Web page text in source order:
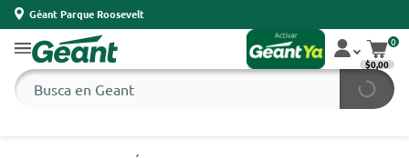
Géant Parque Roosevelt
0
$0,00